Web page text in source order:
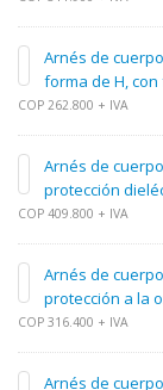
Arnés de
forma de H,
COP 262.800 + IVA
Arnés de
protección
COP 409.800 + IVA
Arnés de
protección a la
COP 316.400 + IVA
Arnés de